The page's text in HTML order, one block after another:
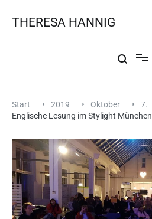
THERESA HANNIG
Start 2019 Oktober
7.
Englische Lesung im Stylight München